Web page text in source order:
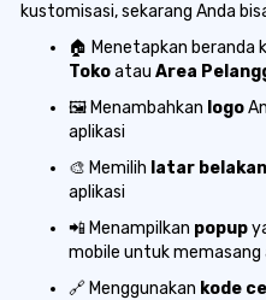
kustomisasi, sekarang Anda
🏠 Menetapkan beranda
Tokoatau Area
🖼️ Menambahkan logo
aplikasi
🎨 Memilih latar
aplikasi
📲 Menampilkan popup
mobile untuk memasang
🔗 Menggunakan kode